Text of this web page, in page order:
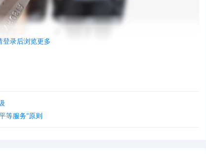
登录后浏览更多
司总部及企业部门裁减约1,800个职位，占其企业员工总数的约
等服务”原则